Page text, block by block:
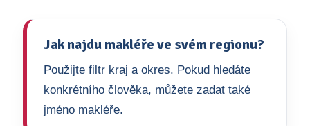
Jak najdu makléře ve svém regionu?
Použijte filtr kraj a okres. Pokud hledáte
konkrétního člověka, můžete zadat také
jméno makléře.